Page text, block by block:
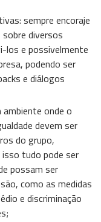
sempre encoraje
diversos
los e possivelmente
podendo ser
e diálogos
ambiente onde o
devem ser
do grupo,
tudo pode ser
possam ser
como as medidas
e discriminação